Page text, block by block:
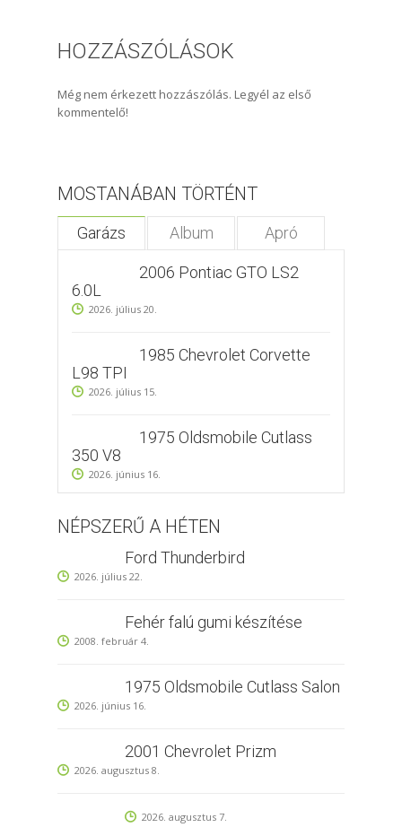
HOZZÁSZÓLÁSOK
Még nem érkezett hozzászólás. Legyél az első
kommentelő!
MOSTANÁBAN TÖRTÉNT
Garázs Album Apró
2006 Pontiac GTO LS2
6.0L
2026. július 20.
1985 Chevrolet Corvette
L98 TPI
2026. július 15.
1975 Oldsmobile Cutlass
350 V8
2026. június 16.
NÉPSZERŰ A HÉTEN
Ford Thunderbird
2026. július 22.
Fehér falú gumi készítése
2008. február 4.
1975 Oldsmobile Cutlass Salon
2026. június 16.
2001 Chevrolet Prizm
2026. augusztus 8.
2026. augusztus 7.